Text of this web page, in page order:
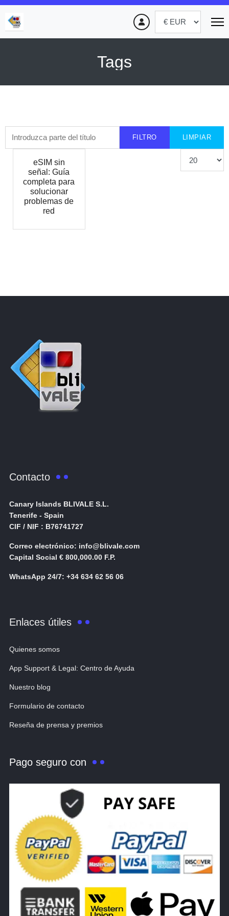
Tags
FILTRO LIMPIAR
eSIM sin
señal: Guía
completa para
solucionar
problemas de
red
Contacto
Canary Islands BLIVALE S.L.
Tenerife - Spain
CIF / NIF : B76741727
Correo electrónico: info@blivale.com
Capital Social € 800,000.00 F.P.
WhatsApp 24/7: +34 634 62 56 06
Enlaces útiles
Quienes somos
App Support & Legal: Centro de Ayuda
Nuestro blog
Formulario de contacto
Reseña de prensa y premios
Pago seguro con